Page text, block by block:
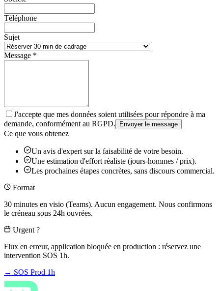
Téléphone
Sujet
Message *
J'accepte que mes données soient utilisées pour répondre à ma
demande, conformément au RGPD.
Envoyer le message
Ce que vous obtenez
Un avis d'expert sur la faisabilité de votre besoin.
Une estimation d'effort réaliste (jours-hommes / prix).
Les prochaines étapes concrètes, sans discours commercial.
Format
30 minutes en visio (Teams). Aucun engagement. Nous confirmons
le créneau sous 24h ouvrées.
Urgent ?
Flux en erreur, application bloquée en production : réservez une
intervention SOS 1h.
→ SOS Prod 1h